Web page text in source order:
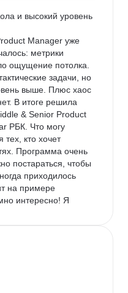
и высокий уровень
Manager уже
метрики
ощущение потолка.
задачи, но
выше. Плюс хаос
В итоге решила
& Senior Product
РБК. Что могу
тех, кто хочет
Программа очень
постараться, чтобы
приходилось
на примере
интересно! Я
консультациями,
Мой личный
курса: моя зарплата
целым направлением.